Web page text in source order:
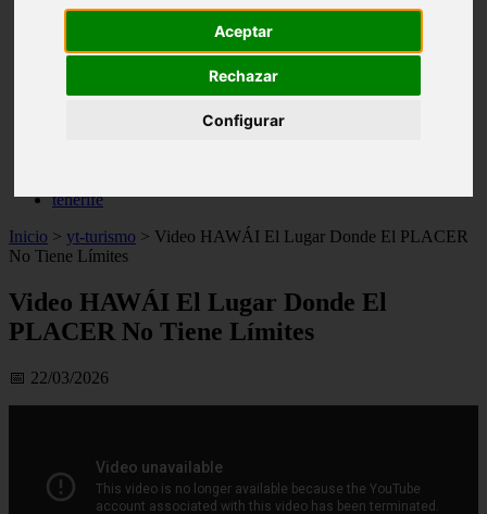
Aceptar
Rechazar
Configurar
destinos
lanzarote
tenerife
Inicio > yt-turismo > Video HAWÁI El Lugar Donde El PLACER
No Tiene Límites
Video HAWÁI El Lugar Donde El
PLACER No Tiene Límites
📅 22/03/2026